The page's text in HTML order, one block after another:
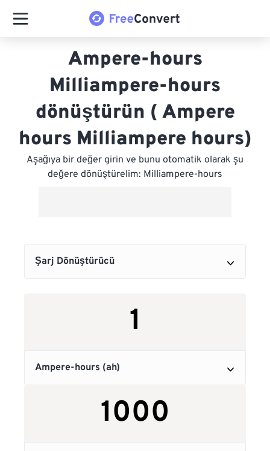
Ampere-hours
Milliampere-hours
dönüştürün ( Ampere
hours Milliampere hours)
Aşağıya bir değer girin ve bunu otomatik olarak şu
değere dönüştürelim: Milliampere-hours